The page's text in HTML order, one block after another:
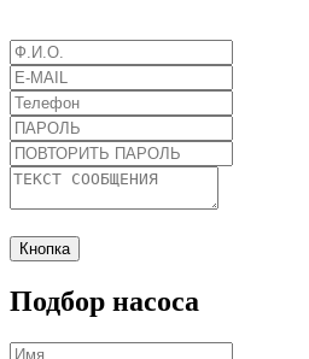
Кнопка
Подбор насоса